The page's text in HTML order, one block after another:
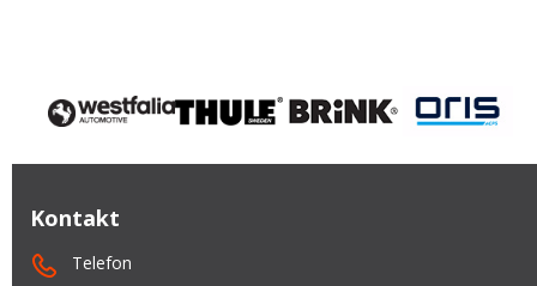
Kontakt
Telefon